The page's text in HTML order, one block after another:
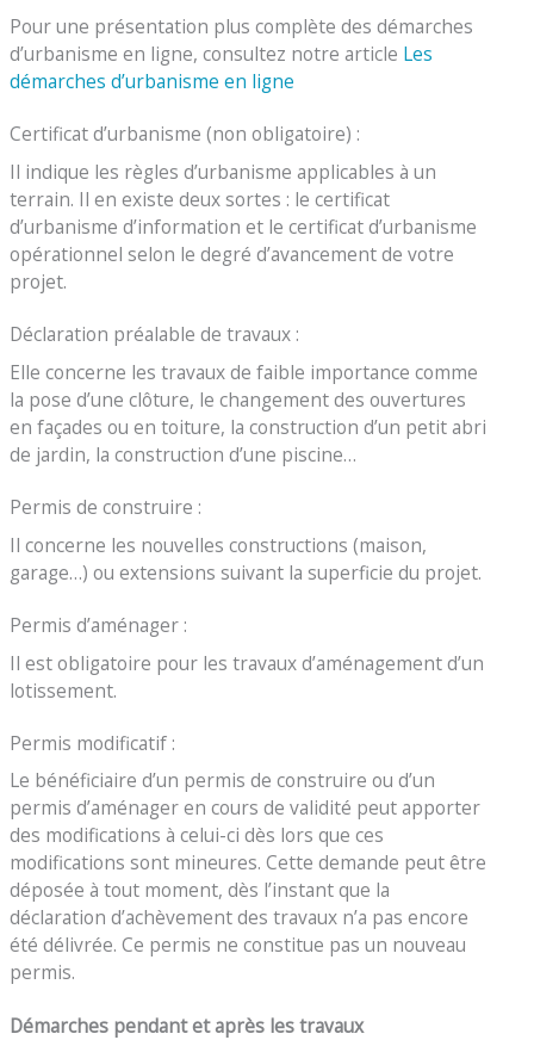
Pour une présentation plus complète des démarches
d’urbanisme en ligne, consultez notre article Les
démarches d’urbanisme en ligne
Certificat d’urbanisme (non obligatoire) :
Il indique les règles d’urbanisme applicables à un
terrain. Il en existe deux sortes : le certificat
d’urbanisme d’information et le certificat d’urbanisme
opérationnel selon le degré d’avancement de votre
projet.
Déclaration préalable de travaux :
Elle concerne les travaux de faible importance comme
la pose d’une clôture, le changement des ouvertures
en façades ou en toiture, la construction d’un petit abri
de jardin, la construction d’une piscine…
Permis de construire :
Il concerne les nouvelles constructions (maison,
garage…) ou extensions suivant la superficie du projet.
Permis d’aménager :
Il est obligatoire pour les travaux d’aménagement d’un
lotissement.
Permis modificatif :
Le bénéficiaire d’un permis de construire ou d’un
permis d’aménager en cours de validité peut apporter
des modifications à celui-ci dès lors que ces
modifications sont mineures. Cette demande peut être
déposée à tout moment, dès l’instant que la
déclaration d’achèvement des travaux n’a pas encore
été délivrée. Ce permis ne constitue pas un nouveau
permis.
Démarches pendant et après les travaux